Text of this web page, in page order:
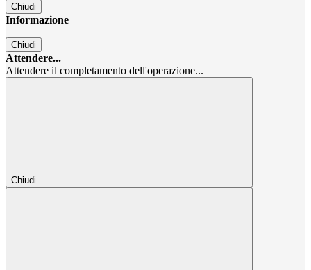
Chiudi
Informazione
Chiudi
Attendere...
Attendere il completamento dell'operazione...
Chiudi